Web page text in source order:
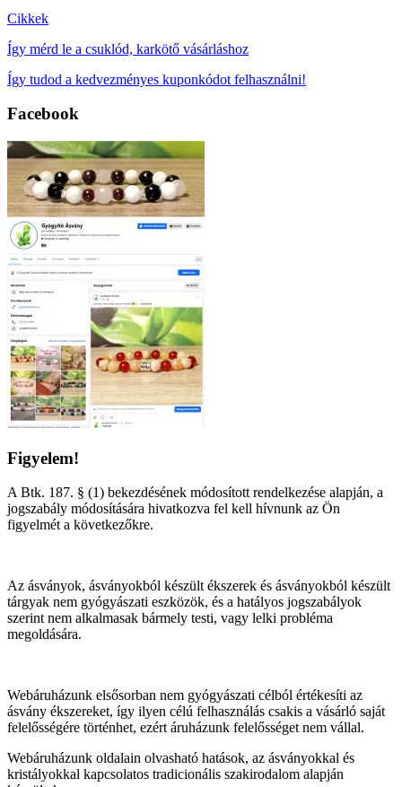
Cikkek
Így mérd le a csuklód, karkötő vásárláshoz
Így tudod a kedvezményes kuponkódot felhasználni!
Facebook
Figyelem!
A Btk. 187. § (1) bekezdésének módosított rendelkezése alapján, a
jogszabály módosítására hivatkozva fel kell hívnunk az Ön
figyelmét a következőkre.
Az ásványok, ásványokból készült ékszerek és ásványokból készült
tárgyak nem gyógyászati eszközök, és a hatályos jogszabályok
szerint nem alkalmasak bármely testi, vagy lelki probléma
megoldására.
Webáruházunk elsősorban nem gyógyászati célból értékesíti az
ásvány ékszereket, így ilyen célú felhasználás csakis a vásárló saját
felelősségére történhet, ezért áruházunk felelősséget nem vállal.
Webáruházunk oldalain olvasható hatások, az ásványokkal és
kristályokkal kapcsolatos tradicionális szakirodalom alapján